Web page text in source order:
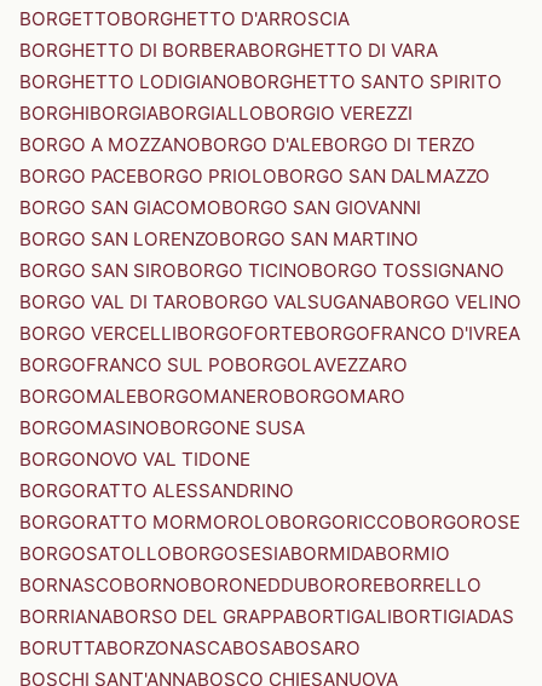
BORGETTOBORGHETTO D'ARROSCIA
BORGHETTO DI BORBERABORGHETTO DI VARA
BORGHETTO LODIGIANOBORGHETTO SANTO SPIRITO
BORGHIBORGIABORGIALLOBORGIO VEREZZI
BORGO A MOZZANOBORGO D'ALEBORGO DI TERZO
BORGO PACEBORGO PRIOLOBORGO SAN DALMAZZO
BORGO SAN GIACOMOBORGO SAN GIOVANNI
BORGO SAN LORENZOBORGO SAN MARTINO
BORGO SAN SIROBORGO TICINOBORGO TOSSIGNANO
BORGO VAL DI TAROBORGO VALSUGANABORGO VELINO
BORGO VERCELLIBORGOFORTEBORGOFRANCO D'IVREA
BORGOFRANCO SUL POBORGOLAVEZZARO
BORGOMALEBORGOMANEROBORGOMARO
BORGOMASINOBORGONE SUSA
BORGONOVO VAL TIDONE
BORGORATTO ALESSANDRINO
BORGORATTO MORMOROLOBORGORICCOBORGOROSE
BORGOSATOLLOBORGOSESIABORMIDABORMIO
BORNASCOBORNOBORONEDDUBOROREBORRELLO
BORRIANABORSO DEL GRAPPABORTIGALIBORTIGIADAS
BORUTTABORZONASCABOSABOSARO
BOSCHI SANT'ANNABOSCO CHIESANUOVA